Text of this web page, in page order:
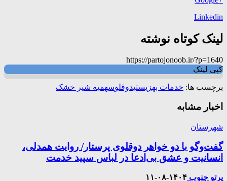
Linkedin
لینک کوتاه نوشته
https://partojonoob.ir/?p=1640
کپی لینک
برچسب ها: خدمات بهزیستیدوقلوسهمیه شیر خشک
اخبار مشابه
شهرستان
گفت‌وگو با دو خواهر دوقلوی پرستار/ روایت همدلی،
انسانیت و عشق بی‌ادعا در لباس سپید خدمت
پرتو جنوب ۱۴۰۴-۰۸-۱۱